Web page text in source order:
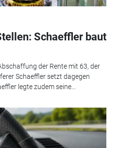
Schaeffler baut
der Rente mit 63, der
Schaeffler setzt dagegen
legte zudem seine...